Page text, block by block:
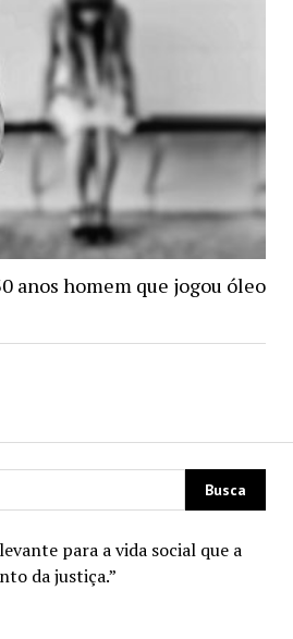
para a vida social que a
da justiça.”
anos homem que jogou óleo